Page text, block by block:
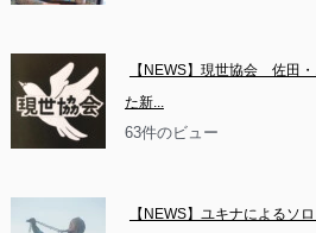
【NEWS】現世協会　佐田
た新...
63件のビュー
【NEWS】ユキナによるソ